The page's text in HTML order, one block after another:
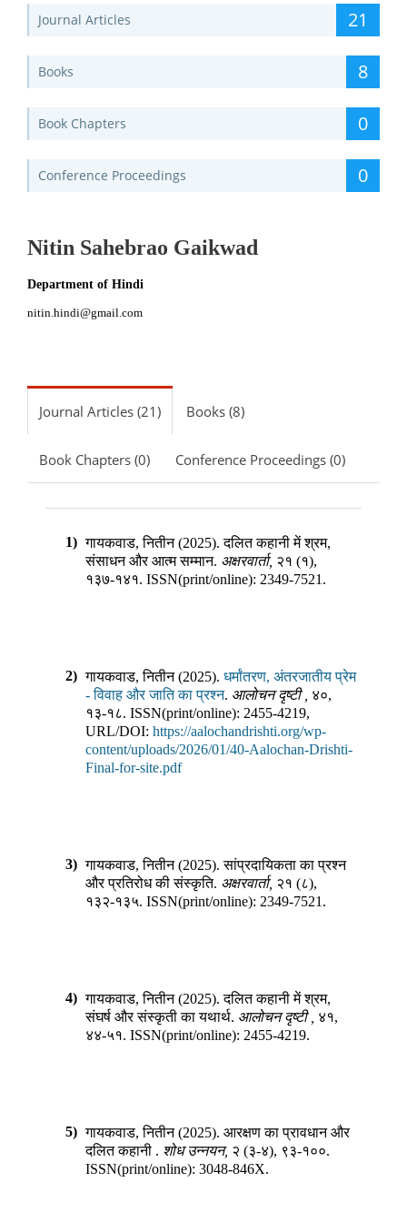
Journal Articles 21
Books 8
Book Chapters 0
Conference Proceedings 0
Nitin Sahebrao Gaikwad
Department of Hindi
nitin.hindi@gmail.com
Journal Articles (21) Books (8)
Book Chapters (0) Conference Proceedings (0)
1) गायकवाड, नितीन(2025).दलित कहानी में श्रम,
संसाधन और आत्म सम्मान. अक्षरवार्ता, २१ (१),
१३७-१४१. ISSN(print/online): 2349-7521 .
2) गायकवाड, नितीन(2025). धर्मांतरण, अंतरजातीय प्रेम
- विवाह और जाति का प्रश्न. आलोचन दृष्टी ४०,
१३-१८. ISSN(print/online): 2455-4219,
URL/DOI: https://aalochandrishti.org/wp-
content/uploads/2026/01/40-Aalochan-Drishti-
Final-for-site.pdf
3) गायकवाड, नितीन(2025).सांप्रदायिकता का प्रश्न
और प्रतिरोध की संस्कृति. अक्षरवार्ता, २१ (८),
१३२-१३५. ISSN(print/online): 2349-7521 .
4) गायकवाड, नितीन(2025).दलित कहानी में श्रम,
संघर्ष और संस्कृती का यथार्थ. आलोचन दृष्टी ४१,
४४-५१. ISSN(print/online): 2455-4219.
5) गायकवाड, नितीन(2025). आरक्षण का प्रावधान और
दलित कहानी . शोध उन्नयन, २ (३-४), ९३-१००.
ISSN(print/online): 3048-846X.